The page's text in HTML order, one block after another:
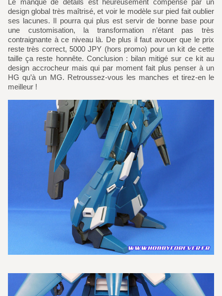
design global très maîtrisé, et voir le modèle sur pied fait oublier
ses lacunes. Il pourra qui plus est servir de bonne base pour
une customisation, la transformation n’étant pas très
contraignante à ce niveau là. De plus il faut avouer que le prix
reste très correct, 5000 JPY (hors promo) pour un kit de cette
taille ça reste honnête. Conclusion : bilan mitigé sur ce kit au
design accrocheur mais qui par moment fait plus penser à un
HG qu’à un MG. Retroussez-vous les manches et tirez-en le
meilleur !